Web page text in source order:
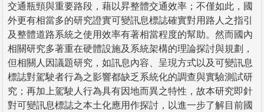
交通瓶頸與重要路段，藉以昇整體交通效率；不僅如此，國
外更有相當多的研究證實可變訊息標誌確實對用路人之指引
及整體道路系統之使用效率有著相當程度的幫助。然而國內
相關研究多著重在硬體設施及系統架構的理論探討與規劃，
但相關人因議題研究，如訊息內容、呈現方式以及可變訊息
標誌對駕駛者行為之影響都缺乏系統化的調查與實驗測試研
究；再加上駕駛人行為具有因地而異之特性，故本研究即針
對可變訊息標誌之本土化應用作探討，以進一步了解目前國